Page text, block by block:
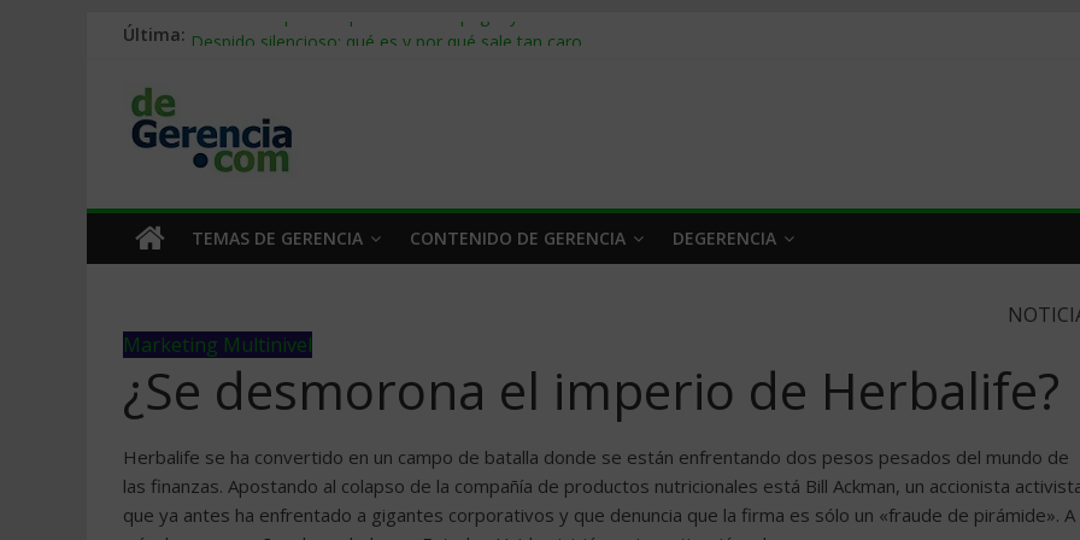
Última: Stablecoins para empresas: cómo pagar y cobrar en 2026
Trabajo forzoso en la cadena de suministro: qué hacer
Mercado hispano de EE. UU.: cómo segmentarlo y venderle
TEMAS DE GERENCIA CONTENIDO DE GERENCIA DEGERENCIA
Marketing Multinivel
¿Se desmorona el imperio de Herbalife?
Herbalife se ha convertido en un campo de batalla donde se están enfrentando dos pesos pesados del mundo de
las finanzas. Apostando al colapso de la compañía de productos nutricionales está Bill Ackman, un accionista
que ya antes ha enfrentado a gigantes corporativos y que denuncia que la firma es sólo un «fraude de pirámide». A